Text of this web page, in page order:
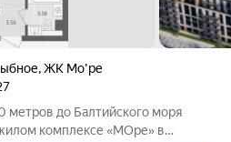
,ЖК Мо'ре
комплексе «МОре» в